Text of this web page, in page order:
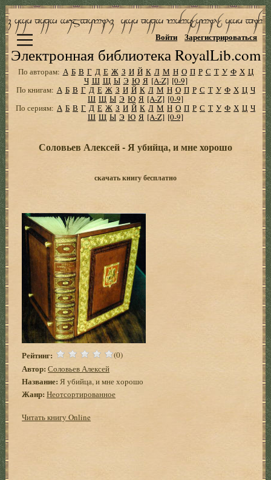
Электронная библиотека RoyalLib.com
Войти Зарегистрироваться
По авторам: А Б В Г Д Е Ж З И Й К Л М Н О П Р С Т У Ф Х Ц
Ч Ш Щ Ы Э Ю Я [A-Z] [0-9]
По книгам: А Б В Г Д Е Ж З И Й К Л М Н О П Р С Т У Ф Х Ц Ч
Ш Щ Ы Э Ю Я [A-Z] [0-9]
По сериям: А Б В Г Д Е Ж З И Й К Л М Н О П Р С Т У Ф Х Ц Ч
Ш Щ Ы Э Ю Я [A-Z] [0-9]
Соловьев Алексей - Я убийца, и мне хоpошо
скачать книгу бесплатно
Рейтинг: (0)
Автор: Соловьев Алексей
Название: Я убийца, и мне хоpошо
Жанр: Неотсортированное
Читать книгу Online